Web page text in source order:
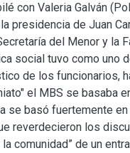
con Valeria Galván
presidencia de Juan
del Menor y la
social tuvo como uno
de los funcionarios,
el MBS se basaba
se basó fuertemente
reverdecieron los
comunidad” de un